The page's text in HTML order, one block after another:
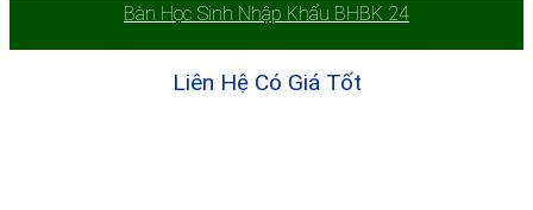
Bàn Học Sinh Nhập Khẩu BHBK 24
Liên Hệ Có Giá Tốt